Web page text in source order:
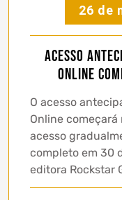
26 de
Acesso
Online
O acesso
Online começará
acesso
completo em 30
editora Rockstar